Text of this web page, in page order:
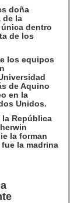
doña
de la
dentro
de los
los equipos
de Aquino
en la
Unidos.
la República
la forman
la madrina